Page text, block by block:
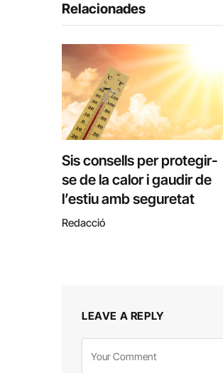
Relacionades
Sis consells per protegir-
se de la calor i gaudir de
l’estiu amb seguretat
Redacció
LEAVE A REPLY